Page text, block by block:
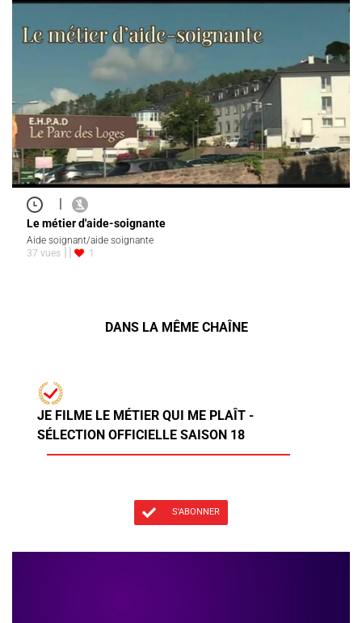
|
Le métier d'aide-soignante
Aide soignant/aide soignante
37 vues
1
DANS LA MÊME CHAÎNE
JE FILME LE MÉTIER QUI ME PLAÎT -
SÉLECTION OFFICIELLE SAISON 18
S'ABONNER